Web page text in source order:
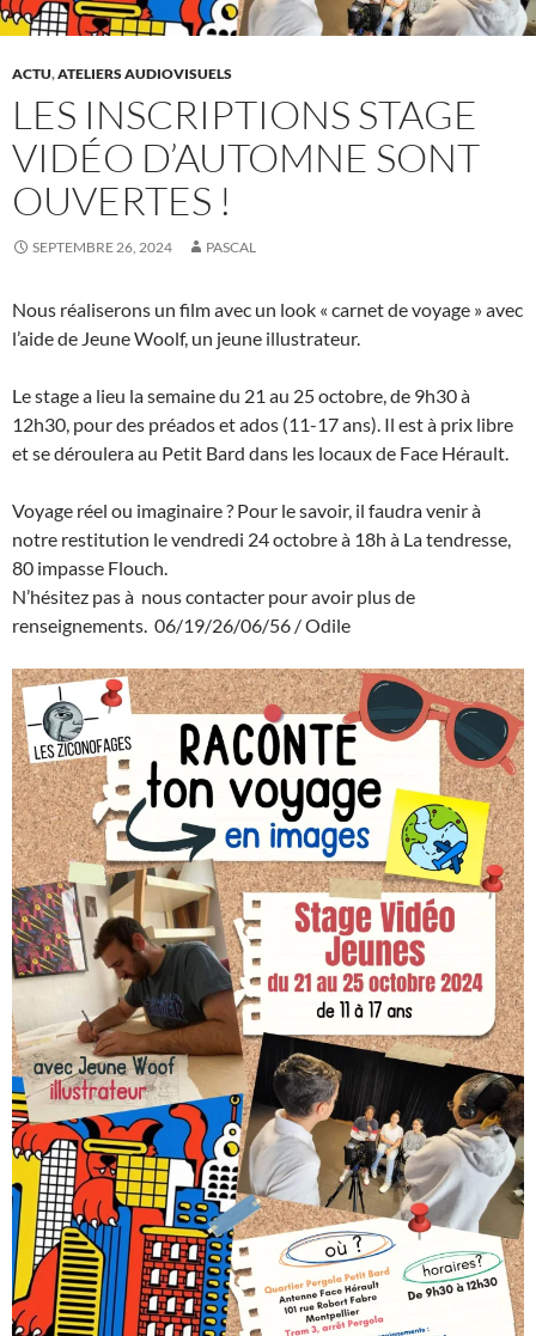
ACTU,ATELIERS AUDIOVISUELS
LES INSCRIPTIONS STAGE
VIDÉO D’AUTOMNE SONT
OUVERTES !
SEPTEMBRE 26, 2024 PASCAL
Nous réaliserons un film avec un look « carnet de voyage » avec
l’aide de Jeune Woolf, un jeune illustrateur.
Le stage a lieu la semaine du 21 au 25 octobre, de 9h30 à
12h30, pour des préados et ados (11-17 ans). Il est à prix libre
et se déroulera au Petit Bard dans les locaux de Face Hérault.
Voyage réel ou imaginaire ? Pour le savoir, il faudra venir à
notre restitution le vendredi 24 octobre à 18h à La tendresse,
80 impasse Flouch.
N’hésitez pas à nous contacter pour avoir plus de
renseignements. 06/19/26/06/56 / Odile